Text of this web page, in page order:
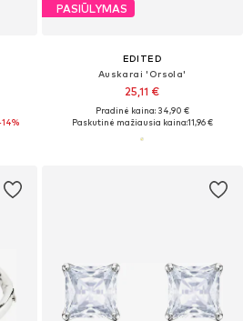
PASIŪLYMAS
EDITED
Auskarai 'Orsola'
25,11 €
Pradinė kaina: 34,90 €
Paskutinė mažiausia kaina:11,96 €